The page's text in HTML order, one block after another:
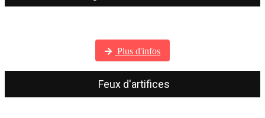
Plus d'infos
Feux d'artifices